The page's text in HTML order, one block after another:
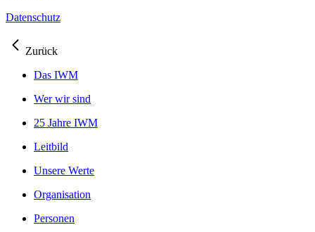
Datenschutz
Zurück
Das IWM
Wer wir sind
25 Jahre IWM
Leitbild
Unsere Werte
Organisation
Personen